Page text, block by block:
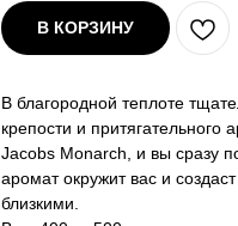
В КОРЗИНУ
В благородной теплоте
крепости и
Jacobs Monarch, и вы сразу
аромат окружит вас и
близкими.